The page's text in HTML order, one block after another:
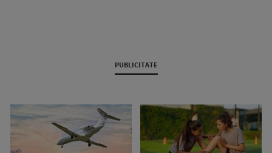
PUBLICITATE